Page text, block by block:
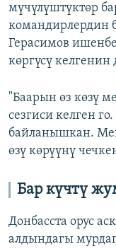
мүчүлүштүктөр
командирлердин
Герасимов
көргүсү келгенин
"Баарын өз көзү
сезгиси келген
байланышкан.
өзү көрүүнү
Бар күчтү
Донбасста орус
алдындагы